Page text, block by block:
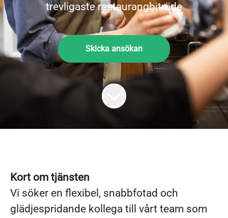
trevligaste restaurangbiträde
Skicka ansökan
Kort om tjänsten
Vi söker en flexibel, snabbfotad och
glädjespridande kollega till vårt team som